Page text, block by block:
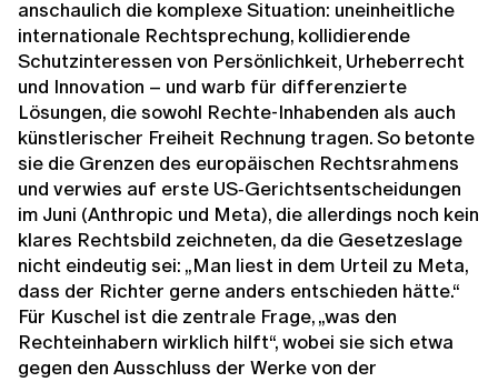
anschaulich die komplexe Situation: uneinheitliche
internationale Rechtsprechung, kollidierende
Schutzinteressen von Persönlichkeit, Urheberrecht
und Innovation – und warb für differenzierte
Lösungen, die sowohl Rechte-Inhabenden als auch
künstlerischer Freiheit Rechnung tragen. So betonte
sie die Grenzen des europäischen Rechtsrahmens
und verwies auf erste US‑Gerichtsentscheidungen
im Juni (Anthropic und Meta), die allerdings noch kein
klares Rechtsbild zeichneten, da die Gesetzeslage
nicht eindeutig sei: „Man liest in dem Urteil zu Meta,
dass der Richter gerne anders entschieden hätte.“
Für Kuschel ist die zentrale Frage, „was den
Rechteinhabern wirklich hilft“, wobei sie sich etwa
gegen den Ausschluss der Werke von der